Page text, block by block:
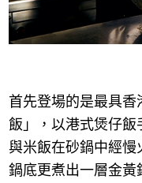
首先登場的是最具
飯」，以港式煲仔飯
與米飯在砂鍋中經慢
鍋底更煮出一層金黃